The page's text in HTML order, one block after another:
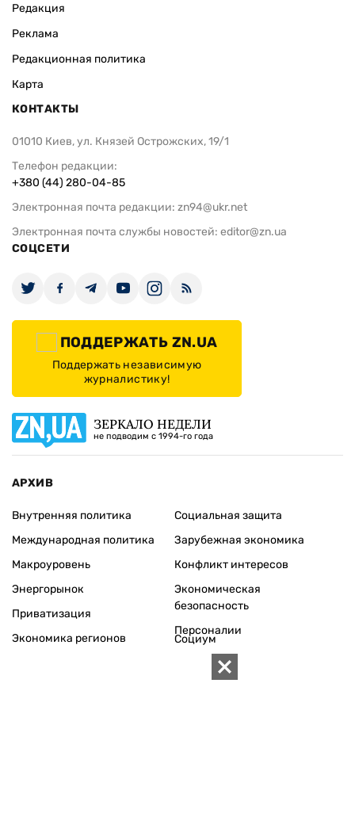
Редакция
Реклама
Редакционная политика
Карта
КОНТАКТЫ
01010 Киев, ул. Князей Острожских, 19/1
Телефон редакции:
+380 (44) 280-04-85
Электронная почта редакции: zn94@ukr.net
Электронная почта службы новостей: editor@zn.ua
СОЦСЕТИ
ПОДДЕРЖАТЬ ZN.UA
Поддержать независимую
журналистику!
ЗЕРКАЛО НЕДЕЛИ
не подводим с 1994-го года
АРХИВ
Внутренняя политика
Международная политика
Макроуровень
Энергорынок
Приватизация
Экономика регионов
Социальная защита
Зарубежная экономика
Конфликт интересов
Экономическая
безопасность
Персоналии
Социум
История